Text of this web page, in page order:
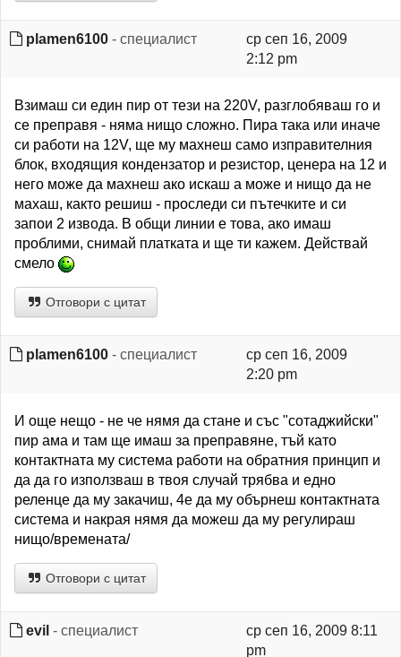
plamen6100 - специалист
ср сеп 16, 2009
2:12 pm
Взимаш си един пир от тези на 220V, разглобяваш го и
се преправя - няма нищо сложно. Пира така или иначе
си работи на 12V, ще му махнеш само изправителния
блок, входящия кондензатор и резистор, ценера на 12 и
него може да махнеш ако искаш а може и нищо да не
махаш, както решиш - проследи си пътечките и си
запои 2 извода. В общи линии е това, ако имаш
проблими, снимай платката и ще ти кажем. Действай
смело
Отговори с цитат
plamen6100 - специалист
ср сеп 16, 2009
2:20 pm
И още нещо - не че нямя да стане и със "сотаджийски"
пир ама и там ще имаш за преправяне, тъй като
контактната му система работи на обратния принцип и
да да го използваш в твоя случай трябва и едно
реленце да му закачиш, 4е да му обърнеш контактната
система и накрая нямя да можеш да му регулираш
нищо/времената/
Отговори с цитат
evil - специалист
ср сеп 16, 2009 8:11
pm